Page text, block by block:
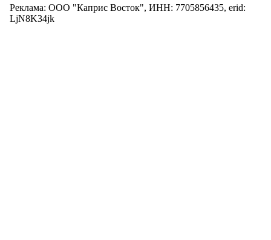
Реклама: ООО "Каприс Восток", ИНН: 7705856435, erid:
LjN8K34jk